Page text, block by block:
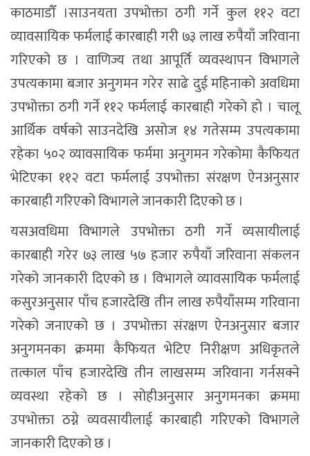
काठमाडौँ ।साउनयता उपभोक्ता ठगी गर्ने कुल ११२ वटा
व्यावसायिक फर्मलाई कारबाही गरी ७३ लाख रुपैयाँ जरिवाना
गरिएको छ । वाणिज्य तथा आपूर्ति व्यवस्थापन विभागले
उपत्यकामा बजार अनुगमन गरेर साढे दुई महिनाको अवधिमा
उपभोक्ता ठगी गर्ने ११२ फर्मलाई कारबाही गरेको हो । चालू
आर्थिक वर्षको साउनदेखि असोज १४ गतेसम्म उपत्यकामा
रहेका ५०२ व्यावसायिक फर्ममा अनुगमन गरेकोमा कैफियत
भेटिएका ११२ वटा फर्मलाई उपभोक्ता संरक्षण ऐनअनुसार
कारबाही गरिएको विभागले जानकारी दिएको छ ।
यसअवधिमा विभागले उपभोक्ता ठगी गर्ने व्यसायीलाई
कारबाही गरेर ७३ लाख ५७ हजार रुपैयाँ जरिवाना संकलन
गरेको जानकारी दिएको छ । विभागले व्यावसायिक फर्मलाई
कसुरअनुसार पाँच हजारदेखि तीन लाख रुपैयाँसम्म गरिवाना
गरेको जनाएको छ । उपभोक्ता संरक्षण ऐनअनुसार बजार
अनुगमनका क्रममा कैफियत भेटिए निरीक्षण अधिकृतले
तत्काल पाँच हजारदेखि तीन लाखसम्म जरिवाना गर्नसक्ने
व्यवस्था रहेको छ । सोहीअनुसार अनुगमनका क्रममा
उपभोक्ता ठग्ने व्यवसायीलाई कारबाही गरिएको विभागले
जानकारी दिएको छ ।